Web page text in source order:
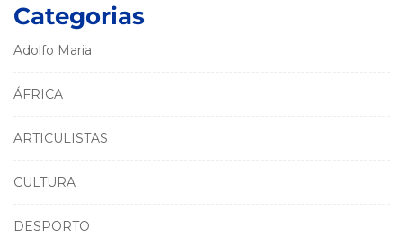
Categorias
Adolfo Maria
ÁFRICA
ARTICULISTAS
CULTURA
DESPORTO